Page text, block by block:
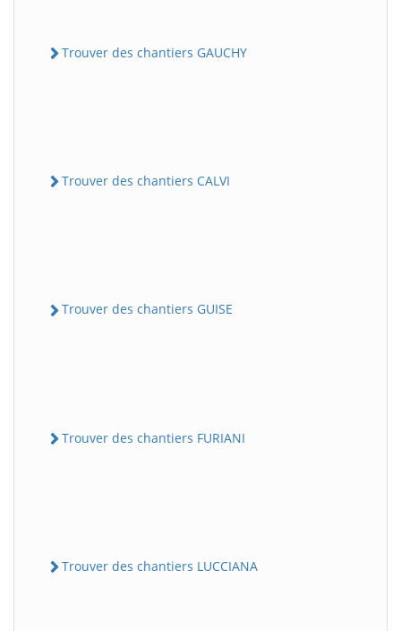
Trouver des chantiers GAUCHY
Trouver des chantiers CALVI
Trouver des chantiers GUISE
Trouver des chantiers FURIANI
Trouver des chantiers LUCCIANA